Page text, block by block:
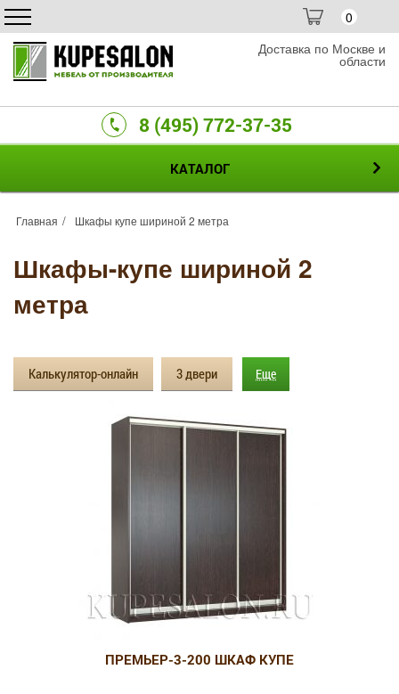
0
Доставка по Москве и
области
8 (495) 772-37-35
КАТАЛОГ
Главная Шкафы купе шириной 2 метра
Шкафы-купе шириной 2
метра
Калькулятор-онлайн 3 двери
Зеркальные
Еще
ПРЕМЬЕР-3-200 ШКАФ КУПЕ